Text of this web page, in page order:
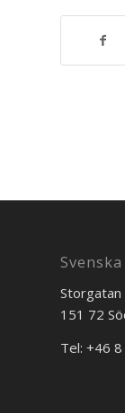
Storgatan
151 72
Tel: +46